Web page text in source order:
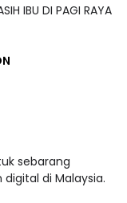
IBU DI PAGI RAYA
sebarang
di Malaysia.